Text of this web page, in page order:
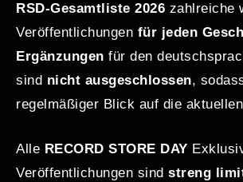
RSD-Gesamtliste 2026 zahlreiche
Veröffentlichungen für jeden
Ergänzungen für den
sind nicht ausgeschlossen,
regelmäßiger Blick auf die
Alle RECORD STORE DAY
Veröffentlichungen sind streng